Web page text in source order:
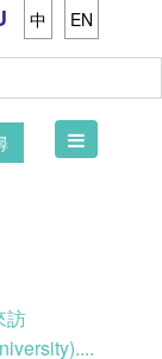
中 EN
Toggle
訪